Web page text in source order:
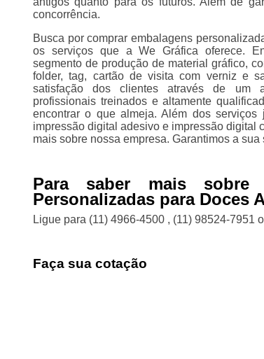
concorrência.
Busca por comprar embalagens
os serviços que a We Gráfica oferece.
segmento de produção de material gráfico,
folder, tag, cartão de visita com verniz e
satisfação dos clientes através de um
profissionais treinados e altamente
encontrar o que almeja. Além dos serviços
impressão digital adesivo e impressão digital
mais sobre nossa empresa. Garantimos a sua
Para saber mais sobre
Personalizadas para Doces
Ligue para (11) 4966-4500 , (11) 98524-7951
Faça sua cotação